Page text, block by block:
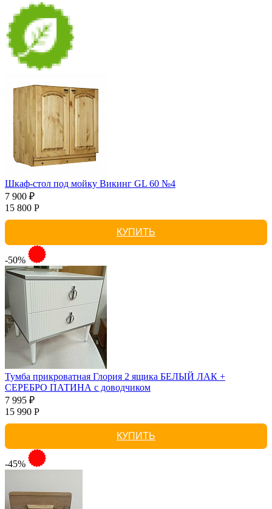
Шкаф-стол под мойку Викинг GL 60 №4
7 900 ₽
15 800 Р
КУПИТЬ
-50%
Тумба прикроватная Глория 2 ящика БЕЛЫЙ ЛАК +
СЕРЕБРО ПАТИНА с доводчиком
7 995 ₽
15 990 Р
КУПИТЬ
-45%